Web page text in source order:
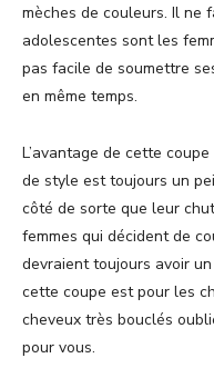
mèches de couleurs. Il ne
adolescentes sont les
pas facile de soumettre
en même temps.
L’avantage de cette
de style est toujours un
côté de sorte que leur
femmes qui décident de
devraient toujours avoir
cette coupe est pour les
cheveux très bouclés
pour vous.